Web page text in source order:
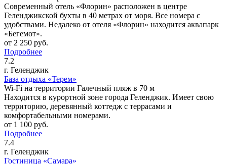
Современный отель «Флорин» расположен в центре
Геленджикской бухты в 40 метрах от моря. Все номера с
удобствами. Недалеко от отеля «Флорин» находится аквапарк
«Бегемот».
от 2 250 руб.
Подробнее
7.2
г. Геленджик
База отдыха «Терем»
Wi-Fi на территории Галечный пляж в 70 м
Находится в курортной зоне города Геленджик. Имеет свою
территорию, деревянный коттедж с террасами и
комфортабельными номерами.
от 1 100 руб.
Подробнее
7.4
г. Геленджик
Гостиница «Самара»